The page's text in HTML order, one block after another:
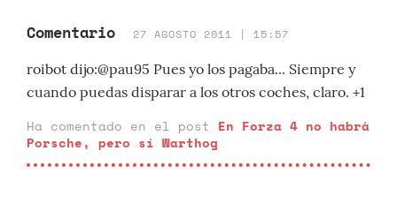
Comentario 27 AGOSTO 2011 | 15:57
roibot dijo:@pau95 Pues yo los pagaba... Siempre y
cuando puedas disparar a los otros coches, claro. +1
Ha comentado en el post En Forza 4 no habrá
Porsche, pero sí Warthog